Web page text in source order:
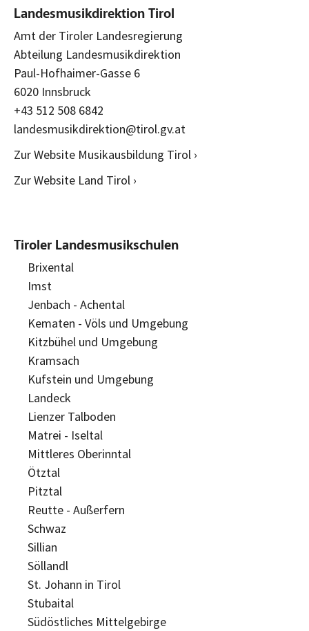
Landesmusikdirektion Tirol
Amt der Tiroler Landesregierung
Abteilung Landesmusikdirektion
Paul-Hofhaimer-Gasse 6
6020 Innsbruck
+43 512 508 6842
landesmusikdirektion@tirol.gv.at
Zur Website Musikausbildung Tirol ›
Zur Website Land Tirol ›
Tiroler Landesmusikschulen
Brixental
Imst
Jenbach - Achental
Kematen - Völs und Umgebung
Kitzbühel und Umgebung
Kramsach
Kufstein und Umgebung
Landeck
Lienzer Talboden
Matrei - Iseltal
Mittleres Oberinntal
Ötztal
Pitztal
Reutte - Außerfern
Schwaz
Sillian
Söllandl
St. Johann in Tirol
Stubaital
Südöstliches Mittelgebirge